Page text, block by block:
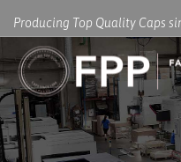
Producing Top Quality Caps